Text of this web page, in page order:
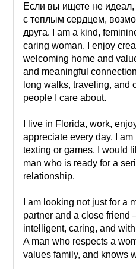
Если вы ищете не
с теплым сердцем,
друга. I am a kind,
caring woman. I enjoy
welcoming home and
and meaningful
long walks, traveling, and
people I care about.
I live in Florida, work,
appreciate every day. I
texting or games. I would
man who is ready for a
relationship.
I am looking not just for a
partner and a close friend
intelligent, caring, and
A man who respects a
values family, and knows